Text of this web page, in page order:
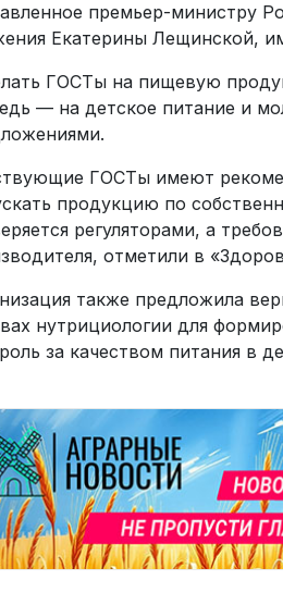
премьер-министру
Екатерины Лещинской,
ГОСТы на пищевую
— на детское питание и
ГОСТы имеют
продукцию по
регуляторами, а
отметили в
также предложила
нутрициологии для
за качеством питания в